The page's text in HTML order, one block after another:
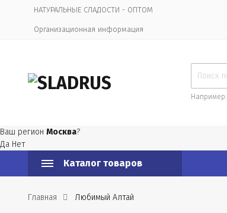
НАТУРАЛЬНЫЕ СЛАДОСТИ - ОПТОМ
Организационная информация
Например:
Ваш регион Москва?
Да Нет
Каталог товаров
Главная Любимый Алтай